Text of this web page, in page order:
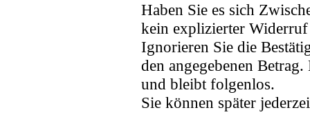
Haben Sie es sich
kein explizierter
Ignorieren Sie die
den angegebenen
und bleibt folgenlos.
Sie können später